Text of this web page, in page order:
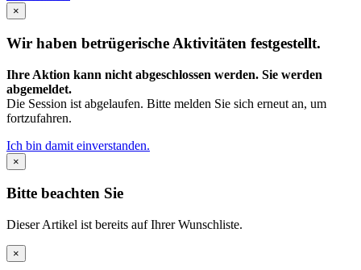
×
Wir haben betrügerische Aktivitäten festgestellt.
Ihre Aktion kann nicht abgeschlossen werden. Sie werden
abgemeldet.
Die Session ist abgelaufen. Bitte melden Sie sich erneut an, um
fortzufahren.
Ich bin damit einverstanden.
×
Bitte beachten Sie
Dieser Artikel ist bereits auf Ihrer Wunschliste.
×